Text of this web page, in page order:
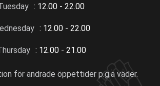
: 12.00 - 22.00
: 12.00 - 22.00
: 12.00 - 21.00
för ändrade öppettider p.g.a väder.